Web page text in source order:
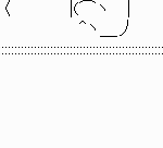
|
丿